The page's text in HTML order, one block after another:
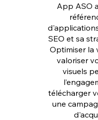
App ASO
SEO et sa
Optimiser la
valoriser
visuels
télécharger
une